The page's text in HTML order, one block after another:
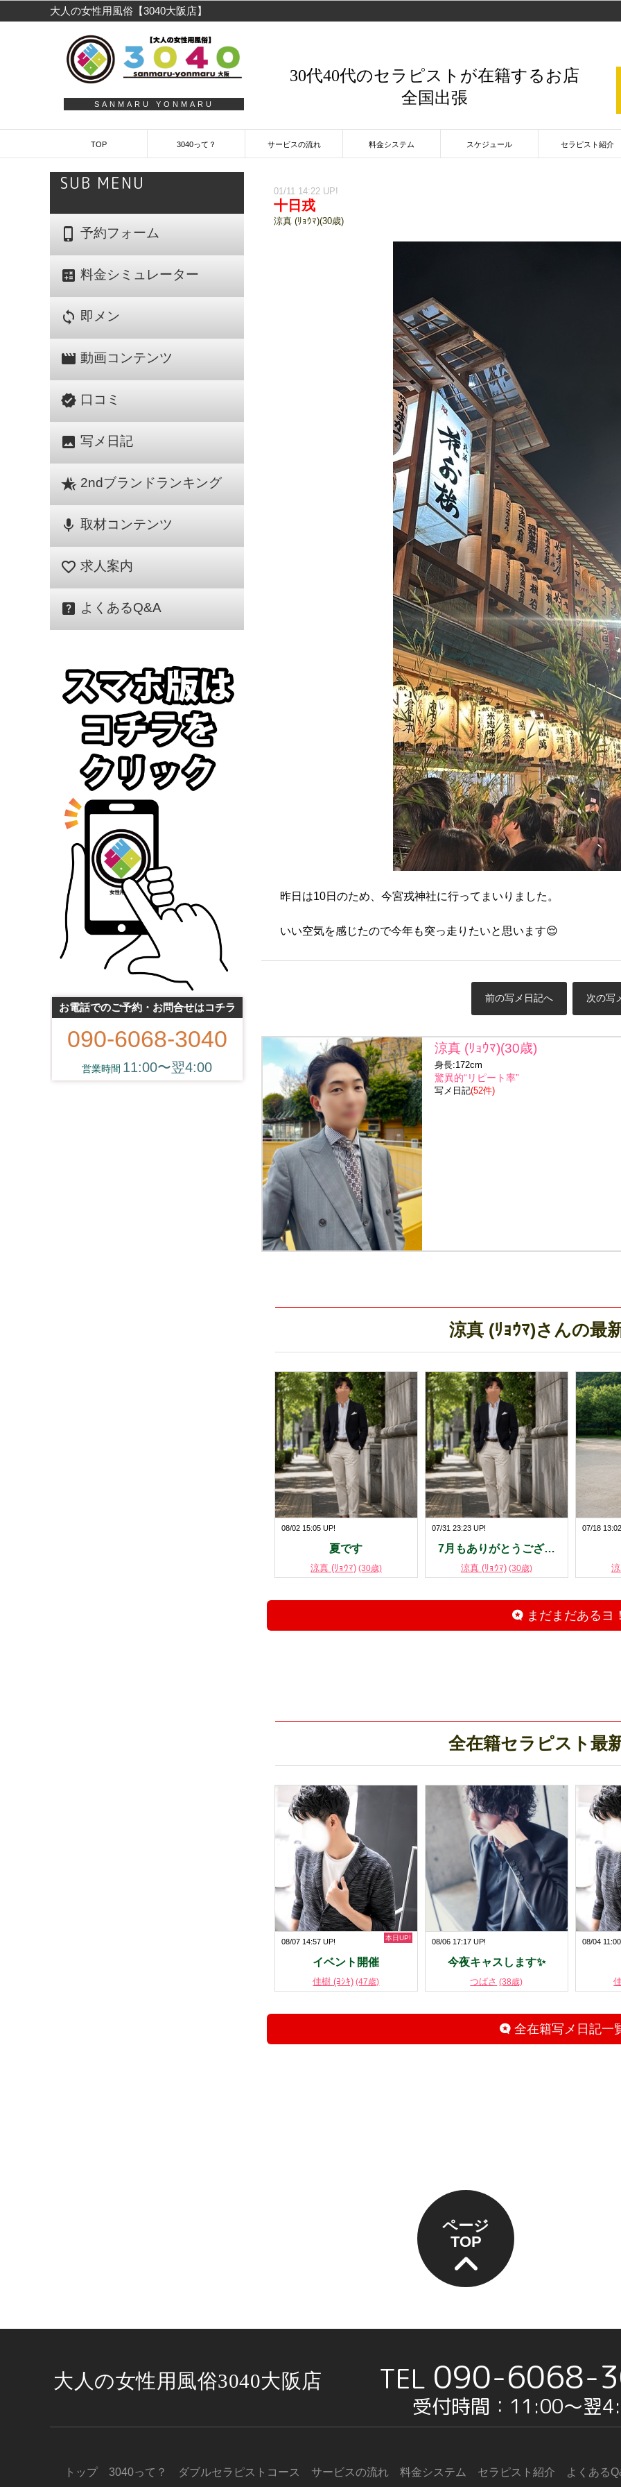
大人の女性用風俗【3040大阪店】
SANMARU YONMARU
30代40代のセラピストが在籍するお店
全国出張
TOP 3040って？ サービスの流れ 料金システム スケジュール セラピスト紹介
SUB MENU
phone_iphone 予約フォーム
calculate 料金シミュレーター
sync 即メン
movie 動画コンテンツ
verified 口コミ
image 写メ日記
hotel_class 2ndブランドランキング
mic 取材コンテンツ
favorite_border 求人案内
help_center よくあるQ&A
お電話でのご予約・お問合せはコチラ
090-6068-3040
11:00〜翌4:00
01/11 14:22 UP!
十日戎
涼真 (ﾘｮｳﾏ)(30歳)
昨日は10日のため、今宮戎神社に行ってまいりました。
いい空気を感じたので今年も突っ走りたいと思います😌
前の写メ日記へ 次の写
涼真 (ﾘｮｳﾏ)(30歳)
身長:172cm
驚異的“リピート率”
写メ日記(52件)
涼真 (ﾘｮｳﾏ)さんの最
08/02 15:05 UP!
夏です
涼真 (ﾘｮｳﾏ) (30歳)
07/31 23:23 UP!
7月もありがとうござ…
涼真 (ﾘｮｳﾏ) (30歳)
07/18
まだまだあるヨ
全在籍セラピスト最
08/07 14:57 UP! 本日UP!
イベント開催
佳樹 (ﾖｼｷ) (47歳)
08/06 17:17 UP!
今夜キャスします✨
つばさ (38歳)
08/04
全在籍写メ日記一
ページ
TOP
大人の女性用風俗3040大阪店 090-6068-
受付時間：11:00〜翌
トップ 3040って？ ダブルセラピストコース サービスの流れ 料金システム セラピスト紹介
よくある